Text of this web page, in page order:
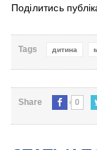
Поділитись
Tags дитина
Share 0